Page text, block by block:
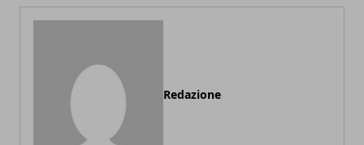
Redazione